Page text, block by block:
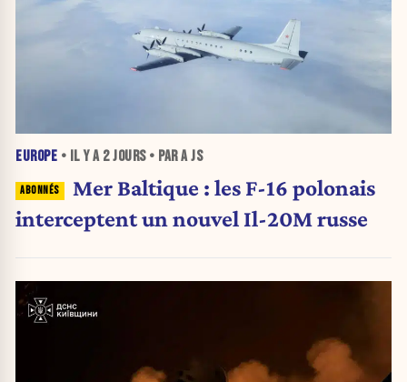
EUROPE • IL Y A 2 JOURS• PAR A JS
Mer Baltique : les F-16 polonais
interceptent un nouvel Il-20M russe